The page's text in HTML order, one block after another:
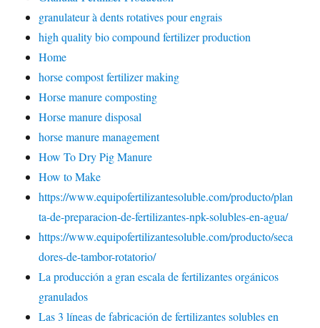
granulateur à dents rotatives pour engrais
high quality bio compound fertilizer production
Home
horse compost fertilizer making
Horse manure composting
Horse manure disposal
horse manure management
How To Dry Pig Manure
How to Make
https://www.equipofertilizantesoluble.com/producto/plan
ta-de-preparacion-de-fertilizantes-npk-solubles-en-agua/
https://www.equipofertilizantesoluble.com/producto/seca
dores-de-tambor-rotatorio/
La producción a gran escala de fertilizantes orgánicos
granulados
Las 3 líneas de fabricación de fertilizantes solubles en